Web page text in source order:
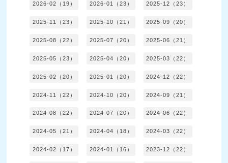
2026-02（19） 2026-01（23） 2025-12（23）
2025-11（23） 2025-10（21） 2025-09（20）
2025-08（22） 2025-07（20） 2025-06（21）
2025-05（23） 2025-04（20） 2025-03（22）
2025-02（20） 2025-01（20） 2024-12（22）
2024-11（22） 2024-10（20） 2024-09（21）
2024-08（22） 2024-07（20） 2024-06（22）
2024-05（21） 2024-04（18） 2024-03（22）
2024-02（17） 2024-01（16） 2023-12（22）